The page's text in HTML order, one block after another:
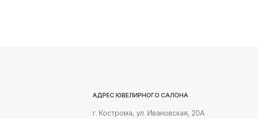
АДРЕС ЮВЕЛИРНОГО САЛОНА
г. Кострома, ул. Ивановская, 20А